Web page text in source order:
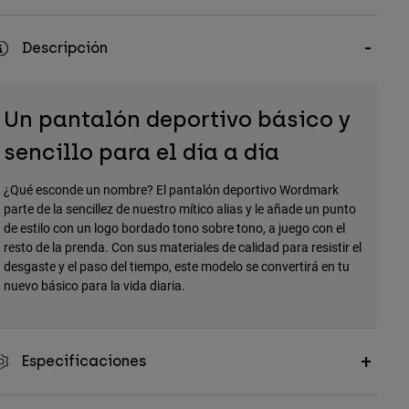
Descripción
Un pantalón deportivo básico y
sencillo para el día a día
¿Qué esconde un nombre? El pantalón deportivo Wordmark
parte de la sencillez de nuestro mítico alias y le añade un punto
de estilo con un logo bordado tono sobre tono, a juego con el
resto de la prenda. Con sus materiales de calidad para resistir el
desgaste y el paso del tiempo, este modelo se convertirá en tu
nuevo básico para la vida diaria.
Especificaciones